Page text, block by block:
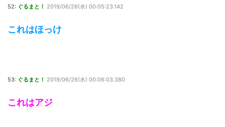
52: ぐるまと！ 2019/06/26(水) 00:05:23.142
これはほっけ
53: ぐるまと！ 2019/06/26(水) 00:06:03.380
これはアジ